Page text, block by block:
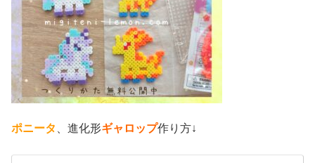
ポニータ 、進化形ギャロップ作り方↓